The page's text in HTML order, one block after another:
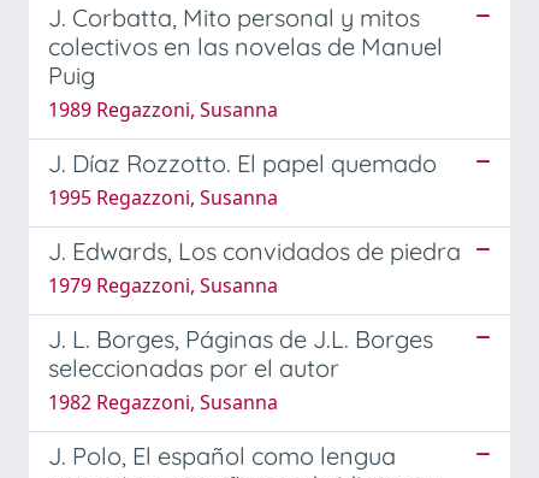
J. Corbatta, Mito personal y mitos
colectivos en las novelas de Manuel
Puig
1989 Regazzoni, Susanna
J. Díaz Rozzotto. El papel quemado
1995 Regazzoni, Susanna
J. Edwards, Los convidados de piedra
1979 Regazzoni, Susanna
J. L. Borges, Páginas de J.L. Borges
seleccionadas por el autor
1982 Regazzoni, Susanna
J. Polo, El español como lengua